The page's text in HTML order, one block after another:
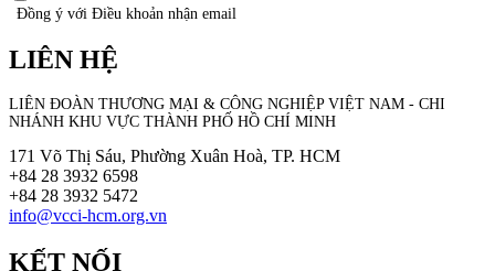
Đồng ý với Điều khoản nhận email
LIÊN HỆ
LIÊN ĐOÀN THƯƠNG MẠI & CÔNG NGHIỆPVIỆT NAM - CHI
NHÁNH KHU VỰC THÀNH PHỐ HỒ CHÍ MINH
171 Võ Thị Sáu, Phường Xuân Hoà, TP. HCM
+84 28 3932 6598
+84 28 3932 5472
info@vcci-hcm.org.vn
KẾT NỐI